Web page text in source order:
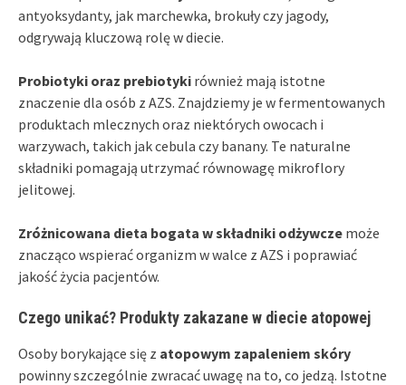
antyoksydanty, jak marchewka, brokuły czy jagody,
odgrywają kluczową rolę w diecie.
Probiotyki oraz prebiotyki również mają istotne
znaczenie dla osób z AZS. Znajdziemy je w fermentowanych
produktach mlecznych oraz niektórych owocach i
warzywach, takich jak cebula czy banany. Te naturalne
składniki pomagają utrzymać równowagę mikroflory
jelitowej.
Zróżnicowana dieta bogata w składniki odżywcze może
znacząco wspierać organizm w walce z AZS i poprawiać
jakość życia pacjentów.
Czego unikać? Produkty zakazane w diecie atopowej
Osoby borykające się z atopowym zapaleniem skóry
powinny szczególnie zwracać uwagę na to, co jedzą. Istotne